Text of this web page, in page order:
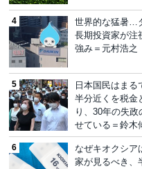
世界的な猛暑…
長期投資家が注
強み＝元村浩之
日本国民はまる
半分近くを税金
り、30年の失
せている＝鈴木
なぜキオクシア
家が見るべき、